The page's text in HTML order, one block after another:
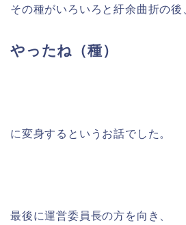
その種がいろいろと紆余曲折の後
やったね（種）
に変身するというお話でした。
最後に運営委員長の方を向き、